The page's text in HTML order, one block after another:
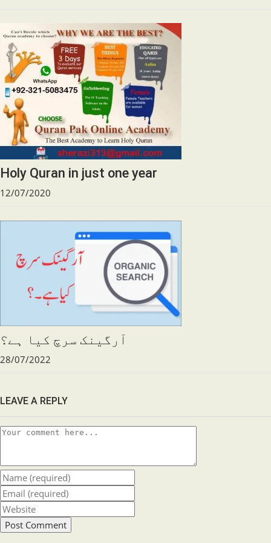
Holy Quran in just one year
12/07/2020
آرگینک سرچ کیا ہے؟
28/07/2022
LEAVE A REPLY
Comment
Enter
your
name
or
username
Enter
your
email
address
Enter
your